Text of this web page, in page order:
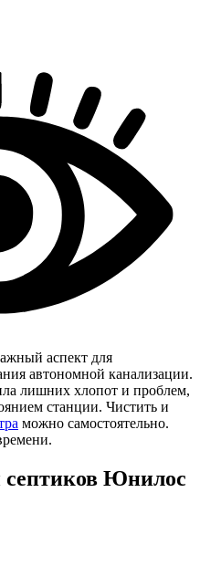
аспект для
автономной канализации.
лишних хлопот и проблем,
станции. Чистить и
можно самостоятельно.
Юнилос